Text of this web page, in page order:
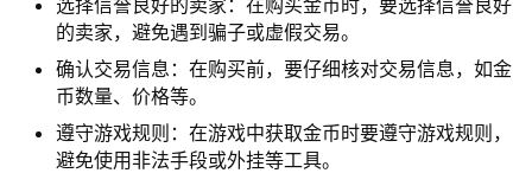
的卖家，避免遇到骗子或虚假交易。
确认交易信息：在购买前，要仔细核对交易信息，如金
币数量、价格等。
遵守游戏规则：在游戏中获取金币时要遵守游戏规则，
避免使用非法手段或外挂等工具。